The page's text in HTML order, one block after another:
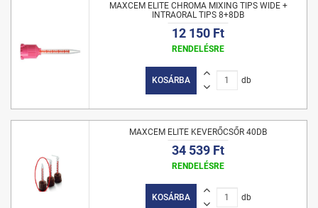
MAXCEM ELITE CHROMA MIXING TIPS WIDE +
INTRAORAL TIPS 8+8DB
12 150 Ft
RENDELÉSRE
KOSÁRBA db
MAXCEM ELITE KEVERŐCSŐR 40DB
34 539 Ft
RENDELÉSRE
KOSÁRBA db